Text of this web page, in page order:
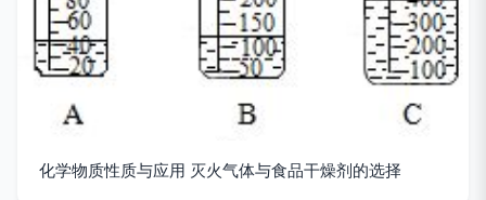
化学物质性质与应用 灭火气体与食品干燥剂的选择